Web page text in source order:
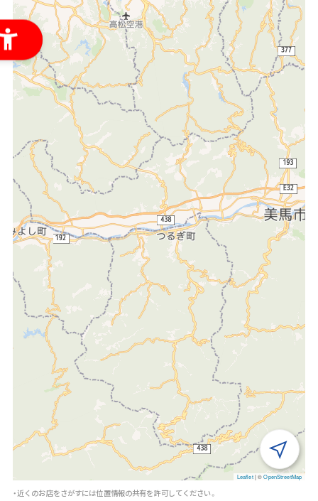
Leaflet |©OpenStreetMap
・近くのお店をさがすには位置情報の共有を許可してください。